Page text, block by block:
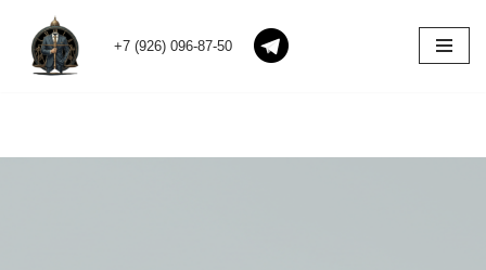
Перейти
+7 (926) 096-87-50